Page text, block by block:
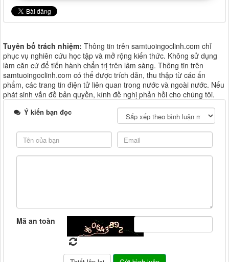
Tuyên bố trách nhiệm: Thông tin trên samtuoingoclinh.com chỉ
phục vụ nghiên cứu học tập và mở rộng kiến thức. Không sử dụng
làm căn cứ để tiến hành chẩn trị trên lâm sàng. Thông tin trên
samtuoingoclinh.com có thể được trích dẫn, thu thập từ các ấn
phẩm, các trang tin điện tử liên quan trong nước và ngoài nước. Nếu
phát sinh vấn đề bản quyền, kính đề nghị phản hồi cho chúng tôi.
Ý kiến bạn đọc
Mã an toàn